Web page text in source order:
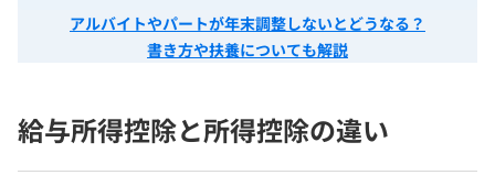
アルバイトやパートが年末調整しないとどうなる？
書き方や扶養についても解説
給与所得控除と所得控除の違い